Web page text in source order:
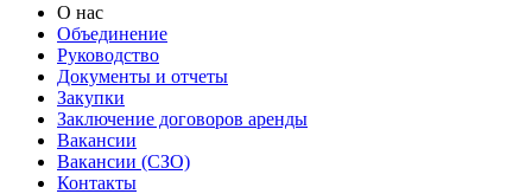
О нас
Объединение
Руководство
Документы и отчеты
Закупки
Заключение договоров аренды
Вакансии
Вакансии (СЗО)
Контакты